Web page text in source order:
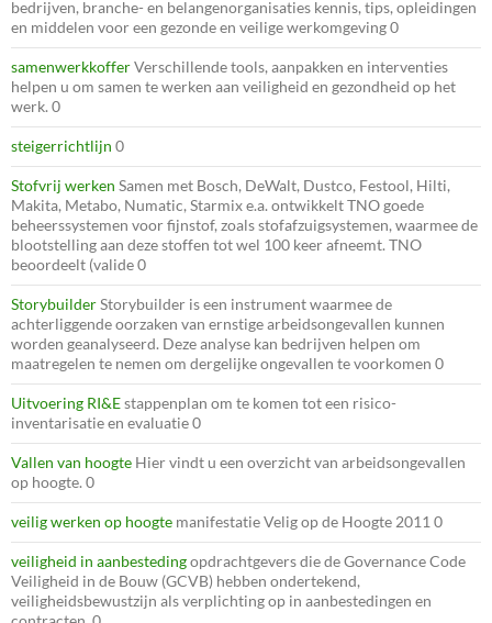
bedrijven, branche- en belangenorganisaties kennis, tips, opleidingen
en middelen voor een gezonde en veilige werkomgeving 0
samenwerkkofferVerschillende tools, aanpakken en interventies
helpen u om samen te werken aan veiligheid en gezondheid op het
werk. 0
steigerrichtlijn 0
Stofvrij werken Samen met Bosch, DeWalt, Dustco, Festool, Hilti,
Makita, Metabo, Numatic, Starmix e.a. ontwikkelt TNO goede
beheerssystemen voor fijnstof, zoals stofafzuigsystemen, waarmee de
blootstelling aan deze stoffen tot wel 100 keer afneemt. TNO
beoordeelt (valide 0
StorybuilderStorybuilder is een instrument waarmee de
achterliggende oorzaken van ernstige arbeidsongevallen kunnen
worden geanalyseerd. Deze analyse kan bedrijven helpen om
maatregelen te nemen om dergelijke ongevallen te voorkomen 0
Uitvoering RI&Estappenplan om te komen tot een risico-
inventarisatie en evaluatie 0
Vallen van hoogte Hier vindt u een overzicht van arbeidsongevallen
op hoogte. 0
veilig werken op hoogte manifestatie Velig op de Hoogte 2011 0
veiligheid in aanbestedingopdrachtgevers die de Governance Code
Veiligheid in de Bouw (GCVB) hebben ondertekend,
veiligheidsbewustzijn als verplichting op in aanbestedingen en